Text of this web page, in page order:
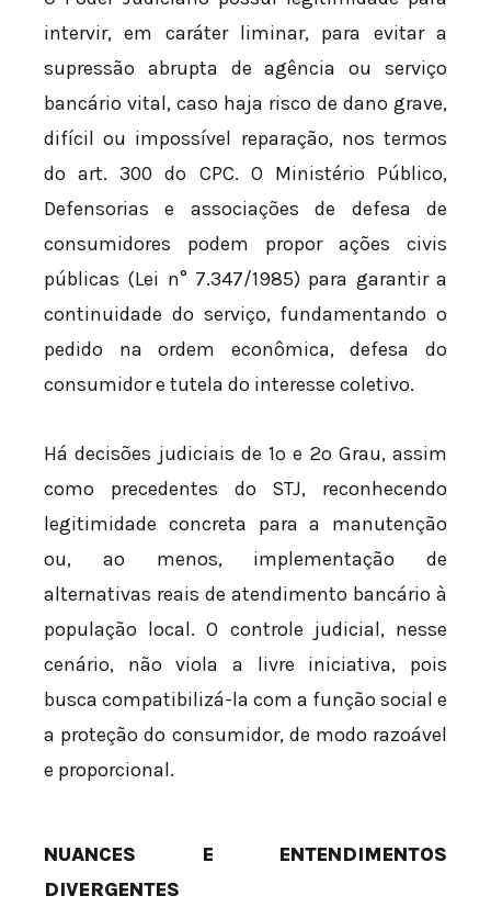
intervir, em caráter liminar, para evitar a
supressão abrupta de agência ou serviço
bancário vital, caso haja risco de dano grave,
difícil ou impossível reparação, nos termos
do art. 300 do CPC. O Ministério Público,
Defensorias e associações de defesa de
consumidores podem propor ações civis
públicas (Lei n° 7.347/1985) para garantir a
continuidade do serviço, fundamentando o
pedido na ordem econômica, defesa do
consumidor e tutela do interesse coletivo.
Há decisões judiciais de 1º e 2º Grau, assim
como precedentes do STJ, reconhecendo
legitimidade concreta para a manutenção
ou, ao menos, implementação de
alternativas reais de atendimento bancário à
população local. O controle judicial, nesse
cenário, não viola a livre iniciativa, pois
busca compatibilizá-la com a função social e
a proteção do consumidor, de modo razoável
e proporcional.
NUANCES E ENTENDIMENTOS
DIVERGENTES